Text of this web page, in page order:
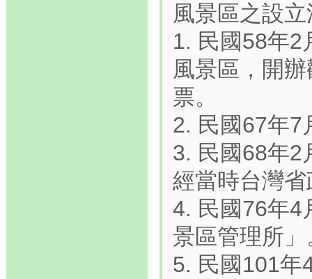
風景區之設
1. 民國58年2
風景區，開
票。
2. 民國67年7
3. 民國68年2
經當時台灣
4. 民國76年4
景區管理所」
5. 民國101年